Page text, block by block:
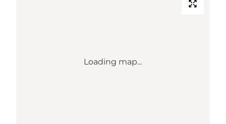
Loading map...